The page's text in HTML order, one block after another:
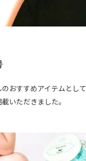
おすすめアイテムとして
いただきました。